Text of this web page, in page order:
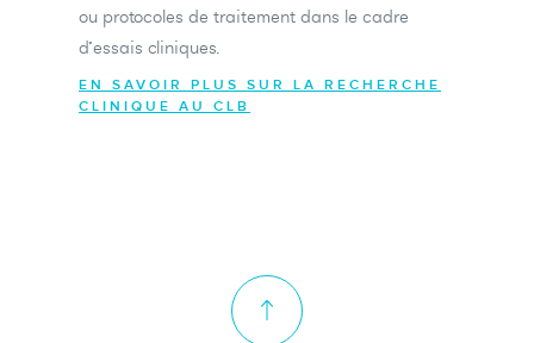
ou protocoles de traitement dans le cadre
d’essais cliniques.
EN SAVOIR PLUS SUR LA RECHERCHE
CLINIQUE AU CLB